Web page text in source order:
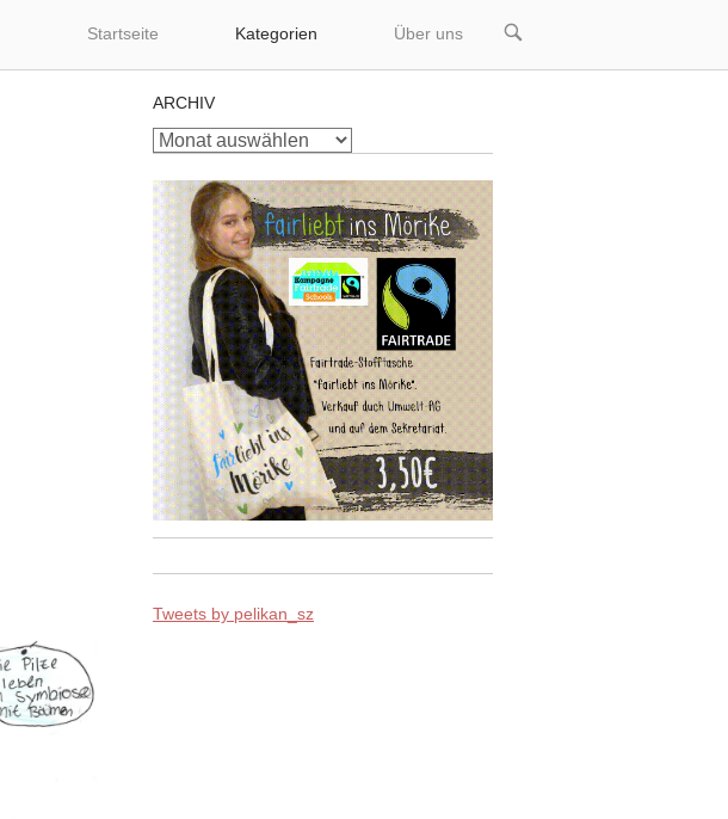
Startseite Kategorien Über uns
OPEN
SEARCH
ARCHIV
Archiv
Tweets by pelikan_sz